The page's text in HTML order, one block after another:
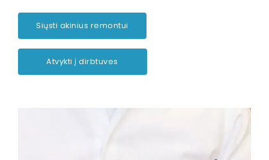
Siųsti akinius remontui
Atvykti į dirbtuves